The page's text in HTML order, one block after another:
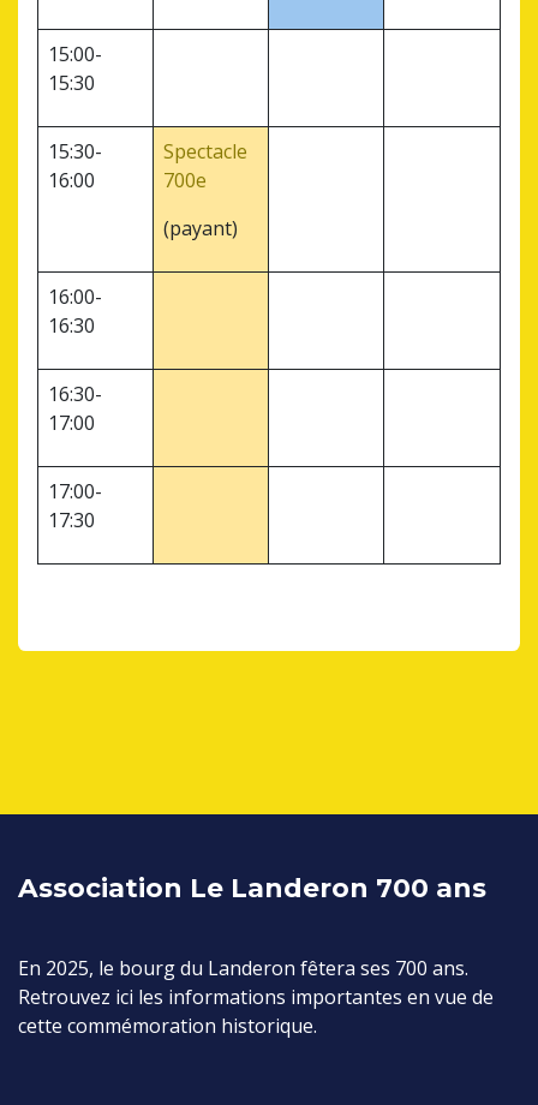
15:00-
15:30
15:30-
16:00
Spectacle
700e
(payant)
16:00-
16:30
16:30-
17:00
17:00-
17:30
Association Le Landeron 700 ans
En 2025, le bourg du Landeron fêtera ses 700 ans.
Retrouvez ici les informations importantes en vue de
cette commémoration historique.